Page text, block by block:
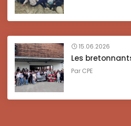
15.06.2026
Les
Par CPE